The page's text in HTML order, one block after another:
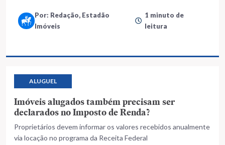
Por: Redação, Estadão
Imóveis
1 minuto de
leitura
ALUGUEL
Imóveis alugados também precisam ser
declarados no Imposto de Renda?
Proprietários devem informar os valores recebidos anualmente
via locação no programa da Receita Federal